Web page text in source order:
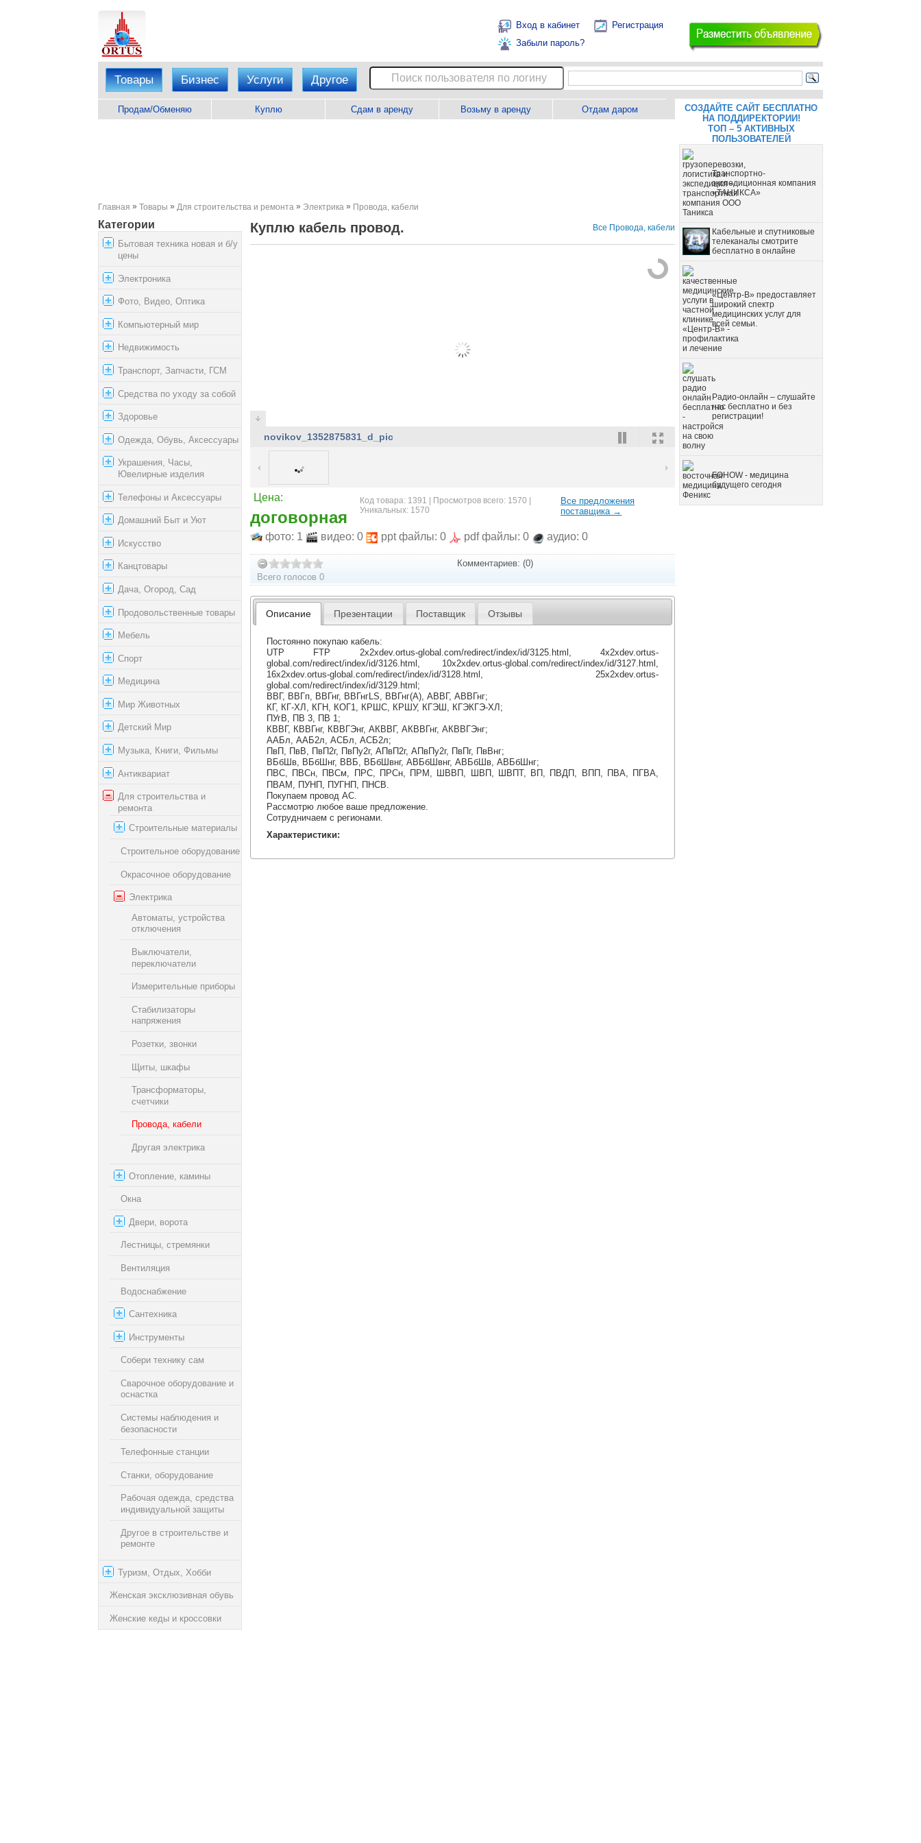
Вход в кабинет
Регистрация
Забыли пароль?
Товары Бизнес Услуги Другое
Продам/Обменяю Куплю Сдам в аренду Возьму в аренду Отдам даром
Главная » Товары » Для строительства и ремонта » Электрика » Провода, кабели
Категории
Бытовая техника новая и б/у
цены
Электроника
Фото, Видео, Оптика
Компьютерный мир
Недвижимость
Транспорт, Запчасти, ГСМ
Средства по уходу за собой
Здоровье
Одежда, Обувь, Аксессуары
Украшения, Часы,
Ювелирные изделия
Телефоны и Аксессуары
Домашний Быт и Уют
Искусство
Канцтовары
Дача, Огород, Сад
Продовольственные товары
Мебель
Спорт
Медицина
Мир Животных
Детский Мир
Музыка, Книги, Фильмы
Антиквариат
Для строительства и
ремонта
Строительные материалы
Строительное оборудование
Окрасочное оборудование
Электрика
Автоматы, устройства
отключения
Выключатели,
переключатели
Измерительные приборы
Стабилизаторы
напряжения
Розетки, звонки
Щиты, шкафы
Трансформаторы,
счетчики
Провода, кабели
Другая электрика
Отопление, камины
Окна
Двери, ворота
Лестницы, стремянки
Вентиляция
Водоснабжение
Сантехника
Инструменты
Собери технику сам
Сварочное оборудование и
оснастка
Системы наблюдения и
безопасности
Телефонные станции
Станки, оборудование
Рабочая одежда, средства
индивидуальной защиты
Другое в cтроительстве и
ремонте
Туризм, Отдых, Хобби
Женская эксклюзивная обувь
Женские кеды и кроссовки
Куплю кабель провод. Все Провода, кабели
novikov_1352875831_d_pic
Цена:
договорная
Код товара: 1391 | Просмотров всего: 1570 |
Уникальных: 1570
Все предложения
поставщика →
фото: 1 видео: 0 ppt файлы: 0 pdf файлы: 0 аудио: 0
Всего голосов 0
Комментариев: (0)
Описание Презентации Поставщик Отзывы
Постоянно покупаю кабель:
UTP FTP 2х2хdev.ortus-global.com/redirect/index/id/3125.html, 4х2хdev.ortus-
global.com/redirect/index/id/3126.html, 10х2хdev.ortus-global.com/redirect/index/id/3127.html,
16х2хdev.ortus-global.com/redirect/index/id/3128.html, 25х2хdev.ortus-
global.com/redirect/index/id/3129.html;
ВВГ, ВВГп, ВВГнг, ВВГнгLS, ВВГнг(A), АВВГ, АВВГнг;
КГ, КГ-ХЛ, КГН, КОГ1, КРШС, КРШУ, КГЭШ, КГЭКГЭ-ХЛ;
ПУгВ, ПВ 3, ПВ 1;
КВВГ, КВВГнг, КВВГЭнг, АКВВГ, АКВВГнг, АКВВГЭнг;
ААБл, ААБ2л, АСБл, АСБ2л;
ПвП, ПвВ, ПвП2г, ПвПу2г, АПвП2г, АПвПу2г, ПвПг, ПвВнг;
ВБбШв, ВБбШнг, ВВБ, ВБбШвнг, АВБбШвнг, АВБбШв, АВБбШнг;
ПВС, ПВСн, ПВСм, ПРС, ПРСн, ПРМ, ШВВП, ШВП, ШВПТ, ВП, ПВДП, ВПП, ПВА, ПГВА,
ПВАМ, ПУНП, ПУГНП, ПНСВ.
Покупаем провод АС.
Рассмотрю любое ваше предложение.
Сотрудничаем с регионами.
Характеристики:
СОЗДАЙТЕ САЙТ БЕСПЛАТНО
НА ПОДДИРЕКТОРИИ!
ТОП – 5 АКТИВНЫХ
ПОЛЬЗОВАТЕЛЕЙ
Транспортно-
экспедиционная компания
«ТАНИКСА»
Кабельные и спутниковые
телеканалы смотрите
бесплатно в онлайне
«Центр-В» предоставляет
широкий спектр
медицинских услуг для
всей семьи.
Радио-онлайн – слушайте
нас бесплатно и без
регистрации!
FOHOW - медицина
будущего сегодня